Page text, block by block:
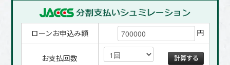
ローンお申込み額 円
お支払回数